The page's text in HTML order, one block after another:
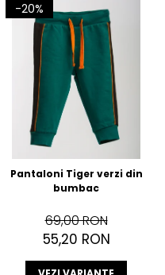
-20%
Pantaloni Tiger verzi din
bumbac
69,00 RON
55,20 RON